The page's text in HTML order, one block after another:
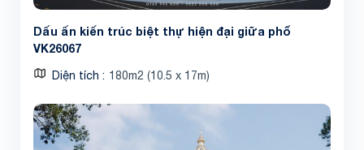
Dấu ấn kiến trúc biệt thự hiện đại giữa phố
VK26067
Diện tích 180m2 (10.5 x 17m)